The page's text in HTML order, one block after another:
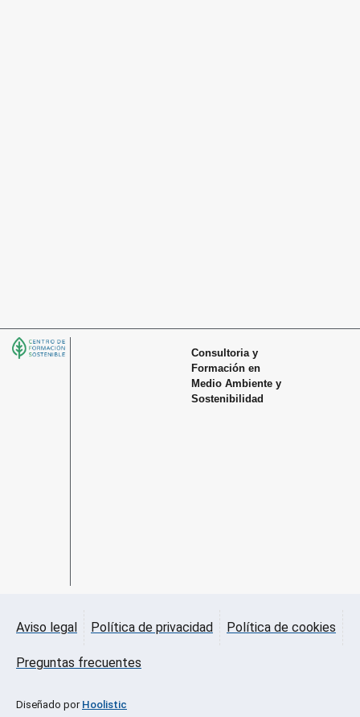
Consultoria y
Formación en
Medio Ambiente y
Sostenibilidad
Aviso legal Política de privacidad Política de cookies
Preguntas frecuentes
Diseñado por Hoolistic